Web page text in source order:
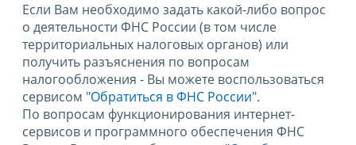
Если Вам необходимо задать какой-либо вопрос
о деятельности ФНС России (в том числе
территориальных налоговых органов) или
получить разъяснения по вопросам
налогообложения - Вы можете воспользоваться
сервисом "Обратиться в ФНС России".
По вопросам функционирования интернет-
сервисов и программного обеспечения ФНС